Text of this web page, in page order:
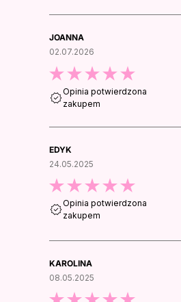
JOANNA
02.07.2026
Opinia potwierdzona
zakupem
EDYK
24.05.2025
Opinia potwierdzona
zakupem
KAROLINA
08.05.2025